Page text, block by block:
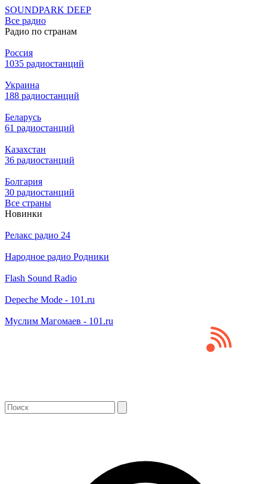
SOUNDPARK DEEP
Все радио
Радио по странам
Россия
1035 радиостанций
Украина
188 радиостанций
Беларусь
61 радиостанций
Казахстан
36 радиостанций
Болгария
30 радиостанций
Все страны
Новинки
Релакс радио 24
Народное радио Родники
Flash Sound Radio
Depeche Mode - 101.ru
Муслим Магомаев - 101.ru